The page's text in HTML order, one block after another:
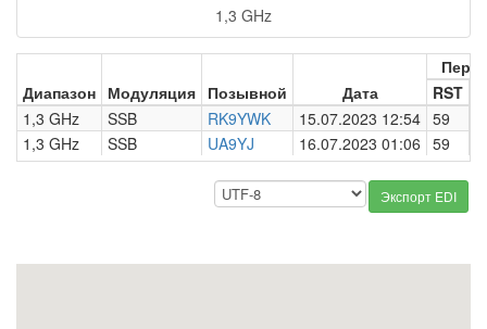
1,3 GHz
Диапазон Модуляция Позывной Дата
RST
1,3 GHz
SSB RK9YWK 15.07.2023 12:54 59
1,3 GHz
SSB UA9YJ 16.07.2023 01:06 59
Экспорт EDI